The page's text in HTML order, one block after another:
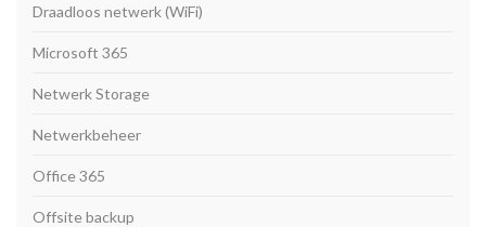
Draadloos netwerk (WiFi)
Microsoft 365
Netwerk Storage
Netwerkbeheer
Office 365
Offsite backup